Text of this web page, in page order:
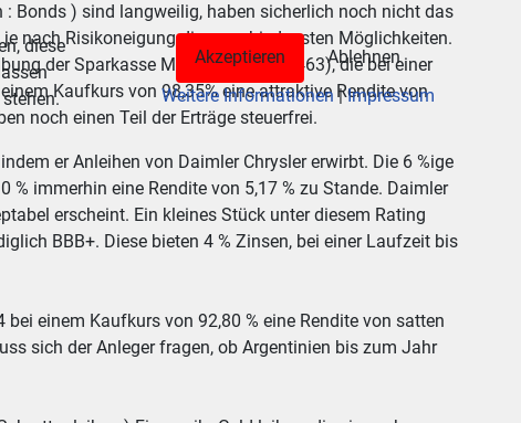
Bonds ) sind langweilig, haben sicherlich noch nicht das
nach Risikoneigung die verschiedensten Möglichkeiten.
der Sparkasse Moers (WPK 628.463), die bei einer
Kaufkurs von 98,35% eine attraktive Rendite von
noch einen Teil der Erträge steuerfrei.
er Anleihen von Daimler Chrysler erwirbt. Die 6 %ige
immerhin eine Rendite von 5,17 % zu Stande. Daimler
erscheint. Ein kleines Stück unter diesem Rating
BBB+. Diese bieten 4 % Zinsen, bei einer Laufzeit bis
einem Kaufkurs von 92,80 % eine Rendite von satten
sich der Anleger fragen, ob Argentinien bis zum Jahr
diese
Akzeptieren
Ablehnen
Weitere Informationen |Impressum